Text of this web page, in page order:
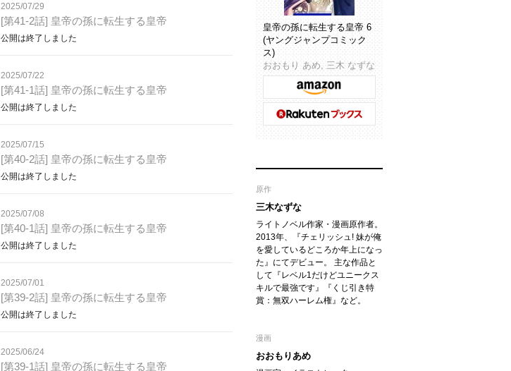
2025/07/29
[第41-2話] 皇帝の孫に転生する皇帝
公開は終了しました
2025/07/22
[第41-1話] 皇帝の孫に転生する皇帝
公開は終了しました
2025/07/15
[第40-2話] 皇帝の孫に転生する皇帝
公開は終了しました
2025/07/08
[第40-1話] 皇帝の孫に転生する皇帝
公開は終了しました
2025/07/01
[第39-2話] 皇帝の孫に転生する皇帝
公開は終了しました
2025/06/24
[第39-1話] 皇帝の孫に転生する皇帝
皇帝の孫に転生する皇帝 6
(ヤングジャンプコミック
ス)
おおもり あめ, 三木 なずな
原作
三木なずな
ライトノベル作家・漫画原作者。
2013年、『チェリッシュ! 妹が俺
を愛しているどころか年上になっ
た』にてデビュー。 主な作品と
して『レベル1だけどユニークス
キルで最強です』『くじ引き特
賞：無双ハーレム権』など。
漫画
おおもりあめ